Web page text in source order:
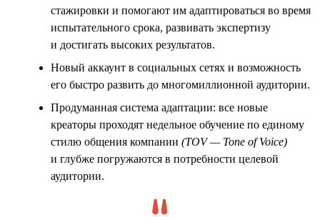
стажировки и помогают им адаптироваться во время
испытательного срока, развивать экспертизу
и достигать высоких результатов.
Новый аккаунт в социальных сетях и возможность
его быстро развить до многомиллионной аудитории.
Продуманная система адаптации: все новые
креаторы проходят недельное обучение по единому
стилю общения компании (TOV — Tone of Voice)
и глубже погружаются в потребности целевой
аудитории.